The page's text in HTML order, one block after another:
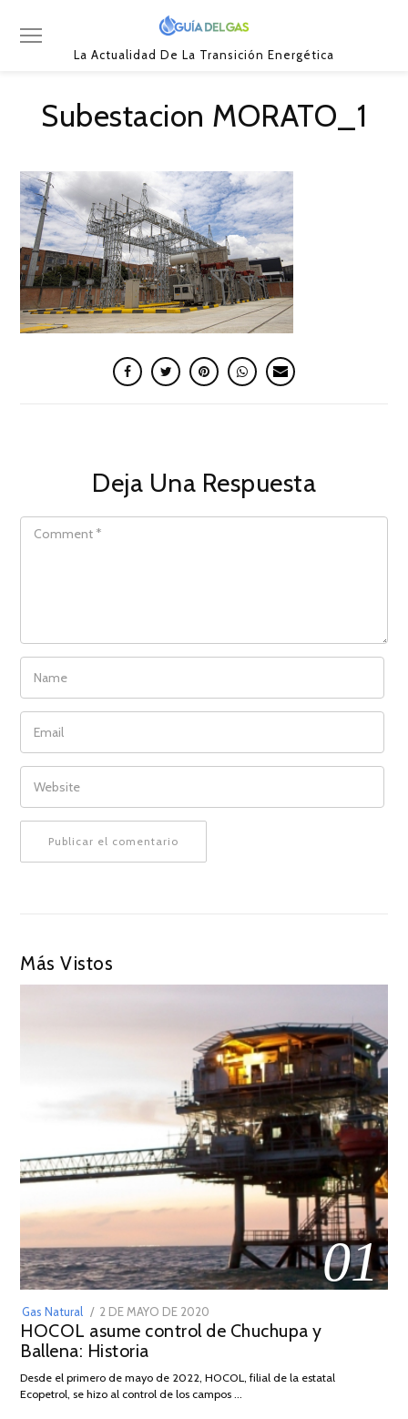
La Actualidad De La Transición Energética
Subestacion MORATO_1
Deja Una Respuesta
COMMENT
NAME
EMAIL
WEBSITE
Más Vistos
01
Gas Natural
POSTED
ON
2 DE MAYO DE 2020
DE
2026
HOCOL asume control de Chuchupa y
Ballena: Historia
Desde el primero de mayo de 2022, HOCOL, filial de la estatal
Ecopetrol, se hizo al control de los campos …